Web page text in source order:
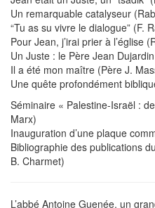
Un remarquable catalyseur
“Tu as su vivre le dialogue” (F.
Pour Jean, j’irai prier à l’église
Un Juste : le Père Jean
Il a été mon maître (Père J.
Une quête profondément
Séminaire « Palestine-Israël :
Marx)
Inauguration d’une plaque
Bibliographie des publications
B. Charmet)
L’abbé Antoine Guenée, un